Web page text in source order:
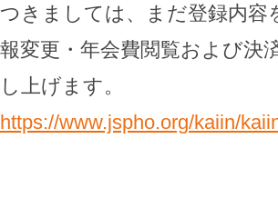
つきましては、まだ登録内容
報変更・年会費閲覧および決
し上げます。
https://www.jspho.org/kaiin/